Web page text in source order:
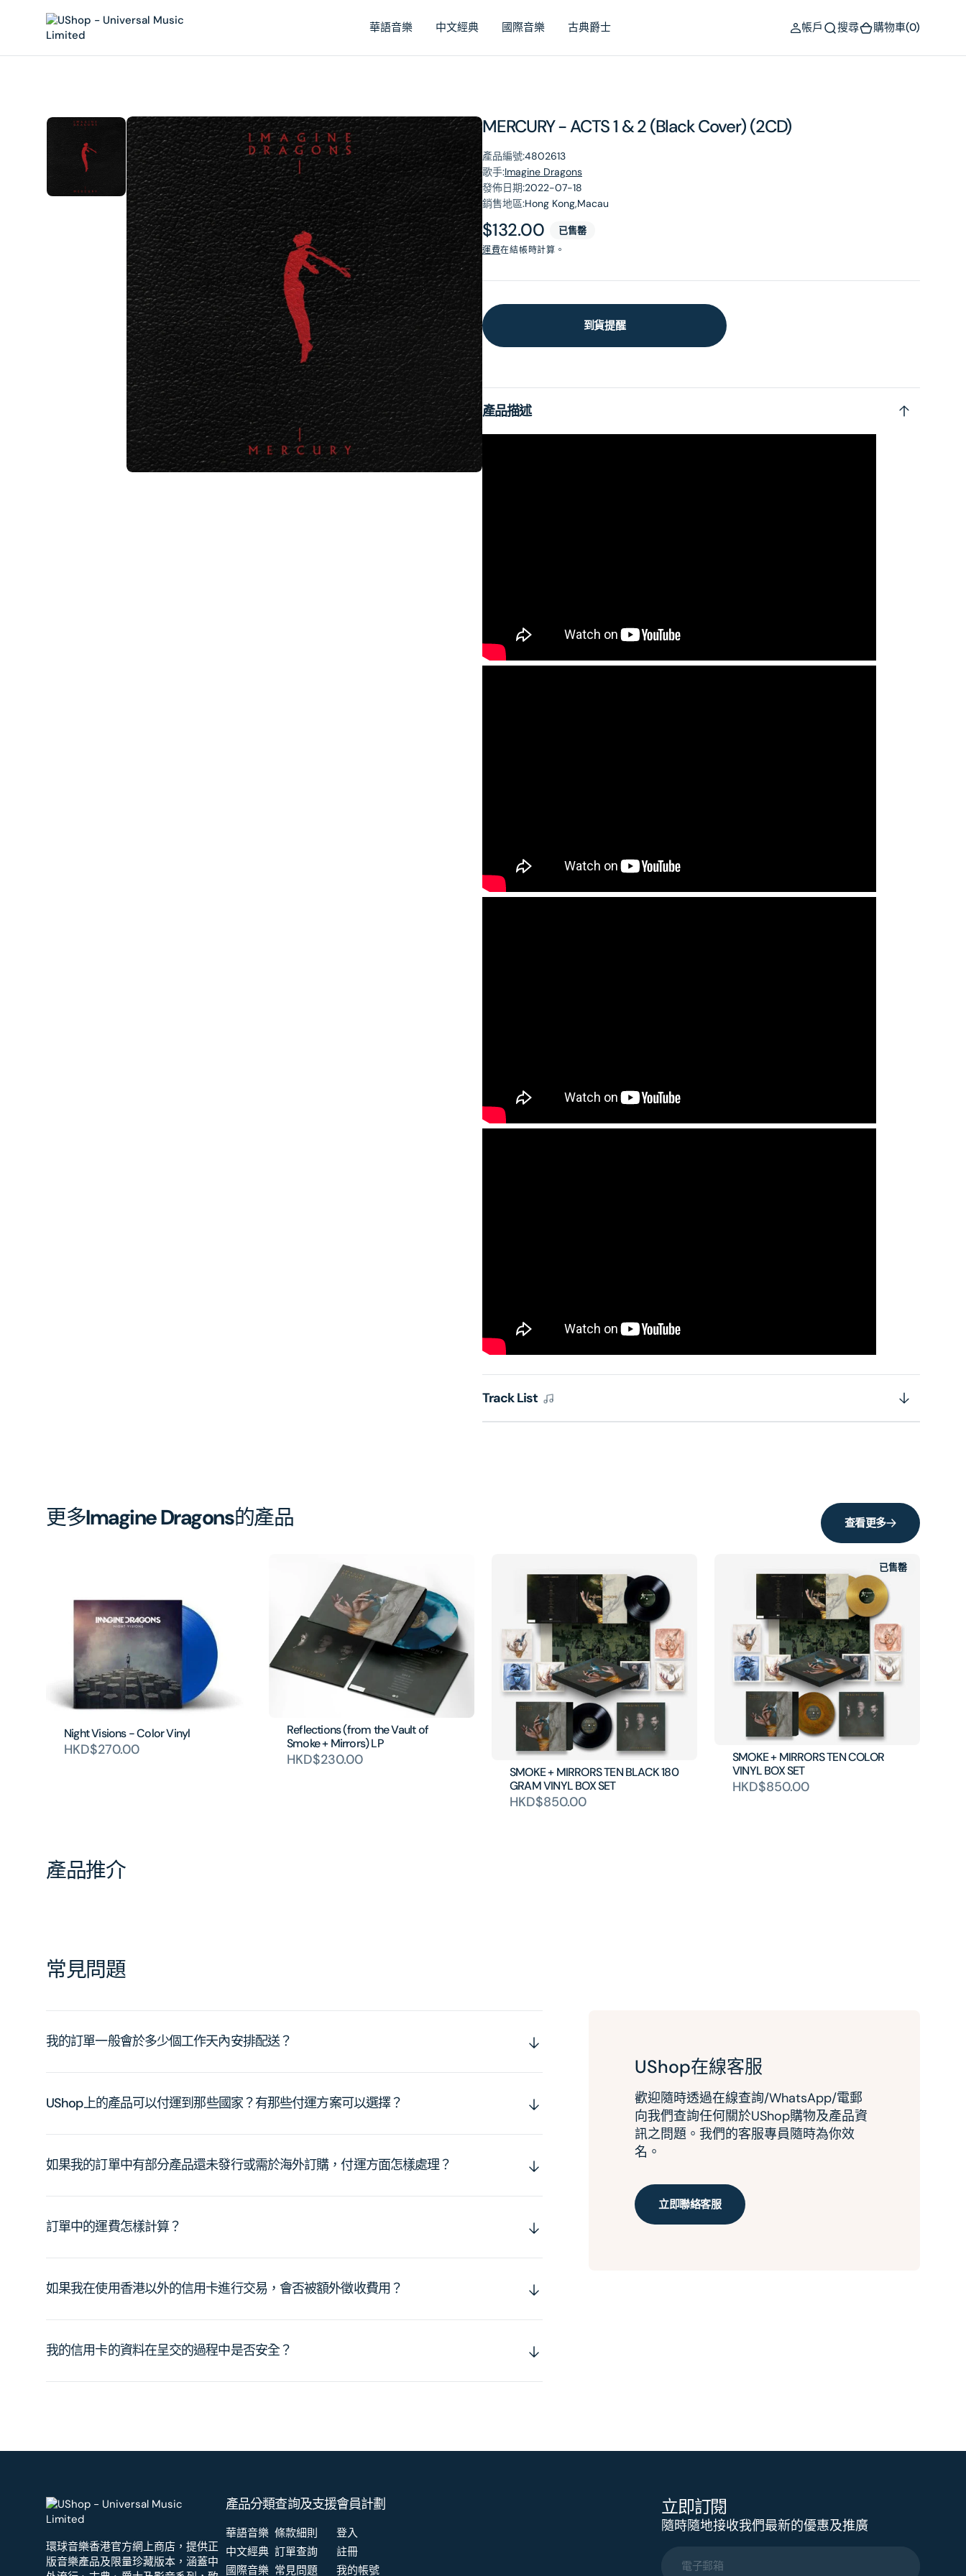
華語音樂 中文經典 國際音樂 古典爵士 帳戶 搜尋 購物車(0)
MERCURY - ACTS 1 & 2 (Black Cover) (2CD)
產品編號:4802613
歌手:Imagine Dragons
發佈日期:2022-07-18
銷售地區:Hong Kong,Macau
原
價
$132.00 已售罄
運費在結帳時計算。
到貨提醒
產品描述
Track List
在
相
簿
中
開
啟
第
1
張
圖
更多Imagine Dragons的產品 查看更多
Night Visions - Color Vinyl
HKD$270.00
Reflections (from the Vault of
Smoke + Mirrors) LP
HKD$230.00
SMOKE + MIRRORS TEN BLACK 180
GRAM VINYL BOX SET
HKD$850.00
SMOKE + MIRRORS TEN COLOR
VINYL BOX SET
HKD$850.00
已售罄
產品推介
常見問題
我的訂單一般會於多少個工作天內安排配送？
UShop上的產品可以付運到那些國家？有那些付運方案可以選擇？
如果我的訂單中有部分產品還未發行或需於海外訂購，付運方面怎樣處理？
訂單中的運費怎樣計算？
如果我在使用香港以外的信用卡進行交易，會否被額外徵收費用？
我的信用卡的資料在呈交的過程中是否安全？
UShop在線客服
歡迎隨時透過在線查詢/WhatsApp/電郵
向我們查詢任何關於UShop購物及產品資
訊之問題。我們的客服專員隨時為你效
名。
立即聯絡客服
環球音樂香港官方網上商店，提供正
版音樂產品及限量珍藏版本，涵蓋中
產品分類
華語音樂
中文經典
國際音樂
查詢及支援
條款細則
訂單查詢
常見問題
會員計劃
登入
註冊
我的帳號
立即訂閱
隨時隨地接收我們最新的優惠及推廣
電子郵箱